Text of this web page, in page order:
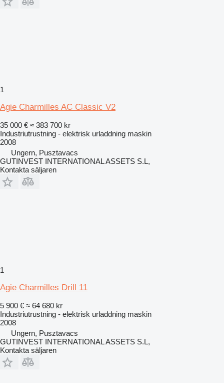
1
Agie Charmilles AC Classic V2
35 000 € ≈ 383 700 kr
Industriutrustning - elektrisk urladdning maskin
2008
Ungern, Pusztavacs
GUTINVEST INTERNATIONAL ASSETS S.L,
Kontakta säljaren
1
Agie Charmilles Drill 11
5 900 € ≈ 64 680 kr
Industriutrustning - elektrisk urladdning maskin
2008
Ungern, Pusztavacs
GUTINVEST INTERNATIONAL ASSETS S.L,
Kontakta säljaren